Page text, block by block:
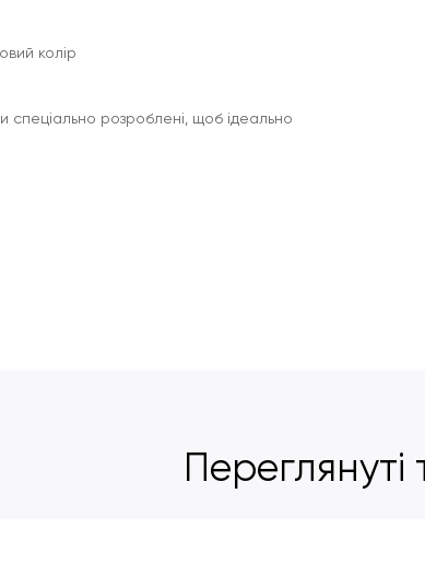
колір
спеціально розроблені, щоб ідеально
Переглянуті